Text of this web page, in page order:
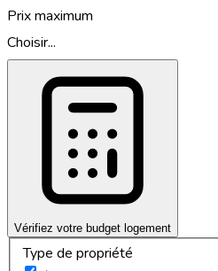
Prix maximum
Choisir...
Vérifiez votre budget logement
Type de propriété